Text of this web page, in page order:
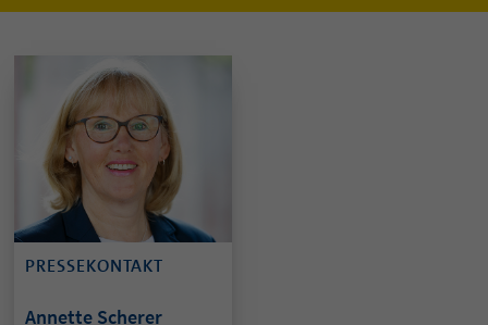
PRESSEKONTAKT
Annette Scherer